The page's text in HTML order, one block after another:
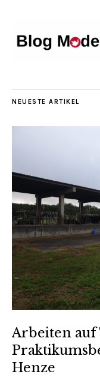
NEUESTE ARTIKEL
Arbeiten
Henze